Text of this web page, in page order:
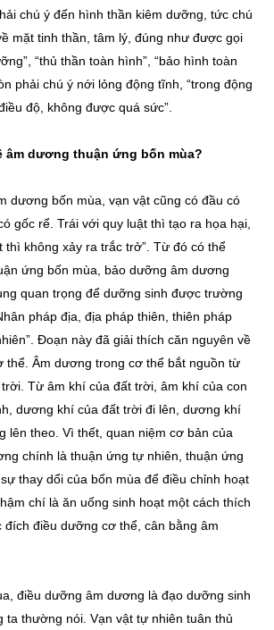
chú ý đến hình thần kiêm dưỡng, tức chú
mặt tinh thần, tâm lý, đúng như được gọi
“thủ thần toàn hình”, “bảo hình toàn
phải chú ý nới lỏng động tĩnh, “trong động
độ, không được quá sức”.
âm dương thuận ứng bốn mùa?
dương bốn mùa, vạn vật cũng có đầu có
gốc rể. Trái với quy luật thì tạo ra họa hại,
thì không xảy ra trắc trở”. Từ đó có thể
ứng bốn mùa, bảo dưỡng âm dương
quan trọng để dưỡng sinh được trường
pháp địa, địa pháp thiên, thiên pháp
Đoạn này đã giải thích căn nguyên về
thể. Âm dương trong cơ thể bắt nguồn từ
Từ âm khí của đất trời, âm khí của con
dương khí của đất trời đi lên, dương khí
lên theo. Vì thết, quan niệm cơ bản của
chính là thuận ứng tự nhiên, thuận ứng
thay dổi của bốn mùa để điều chỉnh hoạt
chí là ăn uống sinh hoạt một cách thích
đích điều dưỡng cơ thể, cân bằng âm
điều dưỡng âm dương là đạo dưỡng sinh
ta thường nói. Vạn vật tự nhiên tuân thủ